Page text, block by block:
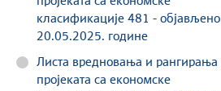
класификације 481 - објављено
20.05.2025. године
Листа вредновања и рангирања
пројеката са економске